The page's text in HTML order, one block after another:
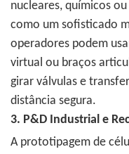
nucleares, químicos
como um sofisticado
operadores podem
virtual ou braços
girar válvulas e
distância segura.
3. P&D Industrial e
A prototipagem de